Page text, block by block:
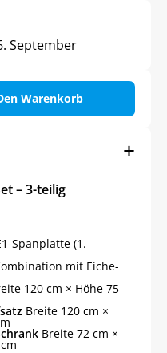
September
Warenkorb
– 3-teilig
Spanplatte (1.
mit Eiche-
120 cm × Höhe 75
Breite 120 cm ×
Breite 72 cm ×